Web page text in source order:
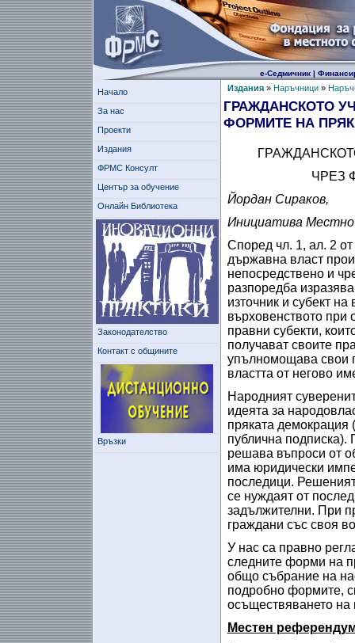
е-Седмичник|
Начало
За нас
Проекти
Издания
ФРМС Консулт
Център за обучение
Онлайн Библиотека
Законодателство
Контакт с общините
Връзки
Издания» Наръчници»
ГРАЖДАНСКОТО
ФОРМИТЕ НА
ЧРЕЗ
Йордан Сираков,
Инициатива Местно
Според чл. 1, ал. 2
държавна власт
непосредствено и
разпоредба
източник и субект
върховенството при
правни субекти,
получават своите
упълномощава свои
властта от негово
Народният
идеята за
пряката демокрация
публична подписка).
решава въпроси от
има юридически
последици.
се нуждаят от
задължителни. При
граждани със своя
У нас са правно
следните форми на
общо събрание на
подробно формите,
осъществяването на
Местен